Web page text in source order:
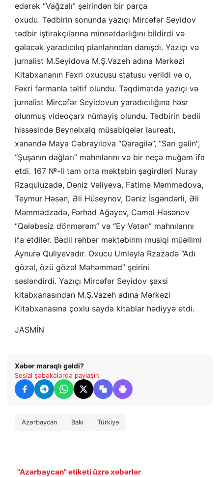
edərək “Vağzalı” şeirindən bir parça
oxudu. Tədbirin sonunda yazıçı Mircəfər Seyidov
tədbir iştirakçılarına minnətdarlığını bildirdi və
gələcək yaradıcılıq planlarından danışdı. Yazıçı və
jurnalist M.Seyidova M.Ş.Vazeh adına Mərkəzi
Kitabxananın Fəxri oxucusu statusu verildi və o,
Fəxri fərmanla təltif olundu. Təqdimatda yazıçı və
jurnalist Mircəfər Seyidovun yaradıcılığına həsr
olunmuş videoçarx nümayiş olundu. Tədbirin bədii
hissəsində Beynəlxalq müsabiqələr laureatı,
xanəndə Maya Cəbrayılova “Qaragilə”, “Sarı gəlin”,
“Şuşanın dağları” mahnılarını və bir neçə muğam ifa
etdi. 167 №-li tam orta məktəbin şagirdləri Nuray
Rzaquluzadə, Dəniz Vəliyeva, Fatimə Məmmədova,
Teymur Həsən, Əli Hüseynov, Dəniz İsgəndərli, Əli
Məmmədzadə, Fərhad Ağayev, Camal Həsənov
“Qələbəsiz dönmərəm” və “Ey Vətən” mahnılarını
ifa etdilər. Bədii rəhbər məktəbinm musiqi müəllimi
Aynurə Quliyevadır. Oxucu Umleyla Rzazadə “Adı
gözəl, özü gözəl Məhəmməd” şeirini
səsləndirdi. Yazıçı Mircəfər Seyidov şəxsi
kitabxanasından M.Ş.Vazeh adına Mərkəzi
Kitabxanasına çoxlu sayda kitablar hədiyyə etdi.
JASMİN
Xəbər maraqlı gəldi?
Sosial şəbəkələrdə paylaşın
Azərbaycan Bakı Türkiyə
"Azərbaycan" etiketi üzrə xəbərlər